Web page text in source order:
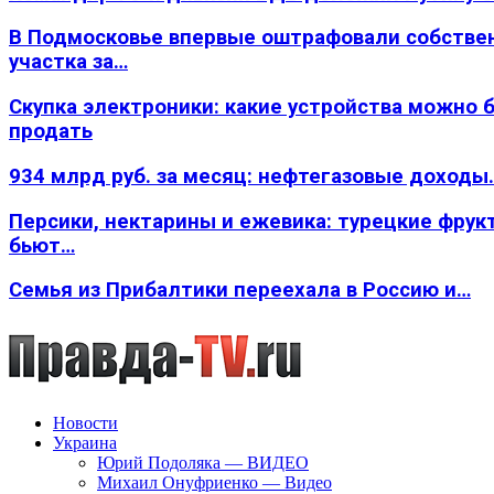
В Подмосковье впервые оштрафовали
участка за…
Скупка электроники: какие устройства можно
продать
934 млрд руб. за месяц: нефтегазовые
Персики, нектарины и ежевика: турецкие
бьют…
Семья из Прибалтики переехала в Россию и…
Новости
Украина
Юрий Подоляка — ВИДЕО
Михаил Онуфриенко — Видео